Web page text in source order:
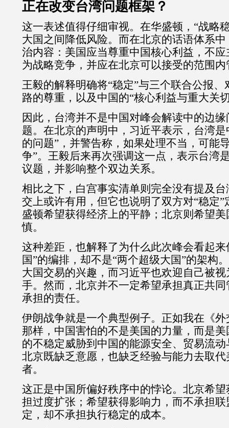
正在改变台湾问题框架？
这一表述值得仔细审视。在华盛顿， “战略
大国之间降低风险。而在北京的话语体系
治内容：美国应当尊重中国核心利益，不
为战略竞争，并应在北京可以接受的范围
王毅的解释明确将“稳定”与三个联合公报、
路的尊重，以及中国的“核心利益与重大关
因此，台湾并不是中国对峰会解读中的边
题。在北京的声明中，习近平表示，台湾
的问题” ，并警告称，如果处理不当，可能
争”。王毅后来再次强调这一点，表示台湾
议题，并影响整个双边关系。
相比之下，白宫事实清单则完全没有提及
交上或许有用，但它也说明了双方对“稳定”
盛顿希望获得经济上的平静；北京则希望
慎。
这种差距，也解释了为什么此次峰会看起来
国”的编排，却不是“两个超级大国”的架构
大国交易的兴趣，而习近平也欢迎自己被
手。然而，北京并不一定希望承担真正共
承担的责任。
伊朗战争就是一个典型例子。正如我在《
那样，中国害怕的不是美国的力量，而是
的不稳定威胁到中国的能源安全、贸易流
北京既缺乏意愿，也缺乏经验与能力去取
者。
这正是中国所偏好秩序中的悖论。北京希
担过度扩张；希望获得影响力，而不承担
定，却不承担执行稳定的成本。